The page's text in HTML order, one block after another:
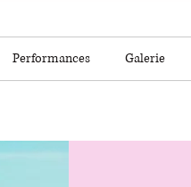
Performances Galerie